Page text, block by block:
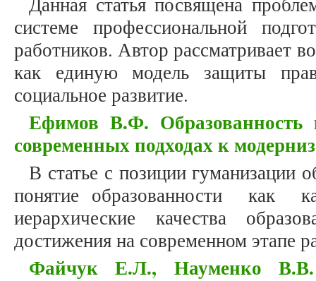
системе профессиональной
работников. Автор рассматривает
как единую модель защиты
социальное развитие.
Ефимов В.Ф. Образованность
современных подходах к
В статье с позиции гуманизации
понятие образованности как
иерархические качества
достижения на современном этапе
Файчук Е.Л., Науменко В.В.